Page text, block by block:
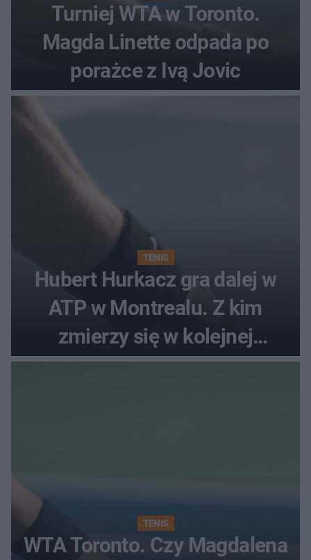
Turniej WTA w Toronto.
Magda Linette odpada po
porażce z Ivą Jovic
TENIS
Hubert Hurkacz gra dalej w
ATP w Montrealu. Z kim
zmierzy się w kolejnej
rundzie?
TENIS
WTA Toronto. Czy Magdalena